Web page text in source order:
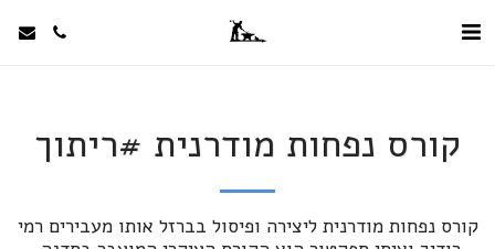
קורס נפחות מודרנית #ריתוך